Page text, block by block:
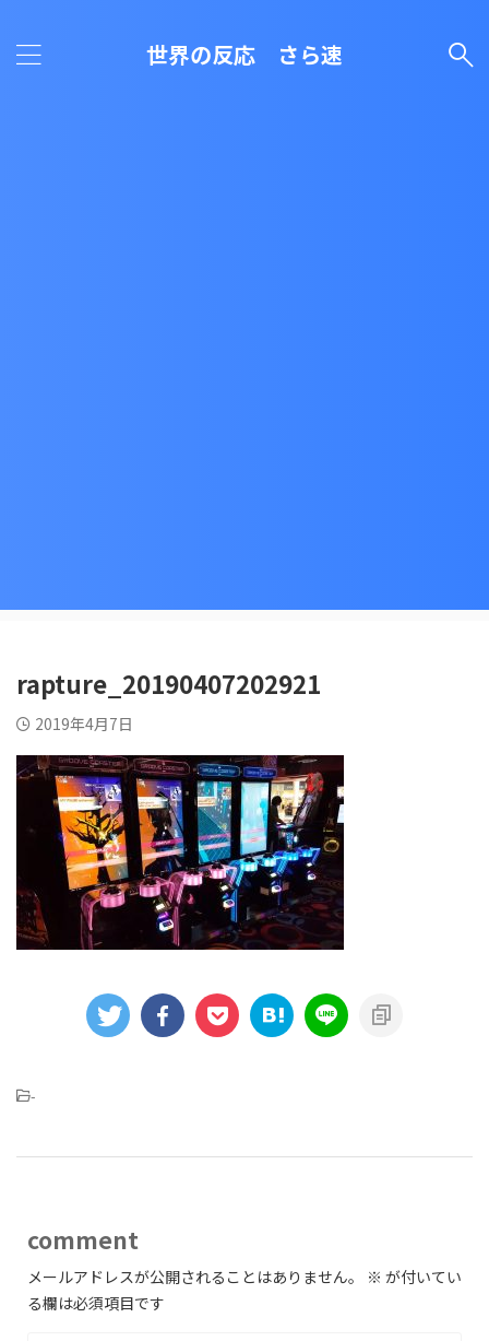
世界の反応 さら速
rapture_20190407202921
2019年4月7日
-
comment
メールアドレスが公開されることはありません。 ※ が付いてい
る欄は必須項目です